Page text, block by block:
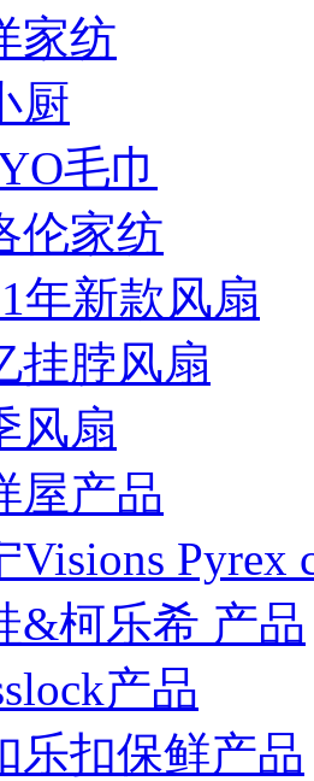
家纺
厨
毛巾
伦家纺
年新款风扇
挂脖风扇
风扇
屋产品
Visions Pyrex
&柯乐希 产品
产品
乐扣保鲜产品